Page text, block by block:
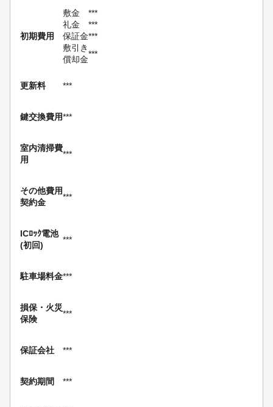
初期費用
敷金
***
礼金
***
保証金***
敷引き
償却金
***
更新料 ***
鍵交換費用***
室内清掃費
用
***
その他費用
契約金
***
ICﾛｯｸ電池
(初回)
***
駐車場料金***
損保・ 火災
保険
***
保証会社 ***
契約期間 ***